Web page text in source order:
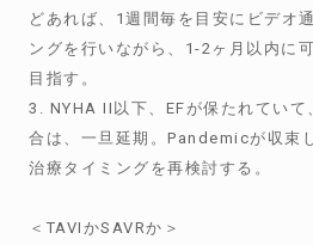
どあれば、1週間毎を目安にビデオ
ングを行いながら、1-2ヶ月以内に
目指す。
3. NYHA II以下、EFが保たれていて
合は、一旦延期。Pandemicが収束
治療タイミングを再検討する。
＜TAVIかSAVRか＞